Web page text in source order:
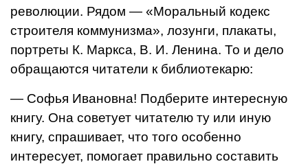
революции. Рядом — «Моральный кодекс
строителя коммунизма», лозун­ги, плакаты,
портреты К. Мар­кса, В. И. Ленина. То и дело
обращаются чита­тели к библиотекарю:
— Софья Ивановна! Подберите интересную
книгу. Она советует читателю ту или иную
книгу, спрашивает, что того особенно
интересует, помогает правильно составить